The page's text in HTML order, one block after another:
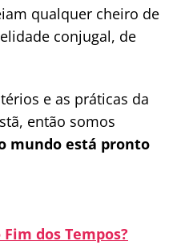
qualquer cheiro de
conjugal, de
e as práticas da
então somos
mundo está pronto
dos Tempos?